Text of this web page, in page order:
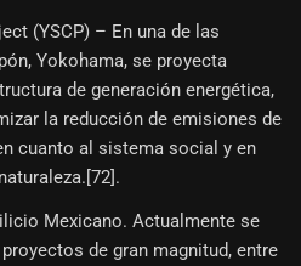
(YSCP) – En una de las
Yokohama, se proyecta
de generación energética,
la reducción de emisiones de
cuanto al sistema social y en
Mexicano. Actualmente se
de gran magnitud, entre